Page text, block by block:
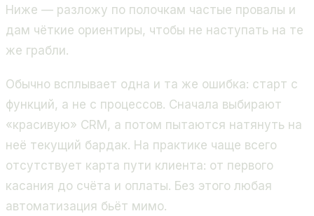
Ниже — разложу по полочкам частые провалы и
дам чёткие ориентиры, чтобы не наступать на те
же грабли.
Обычно всплывает одна и та же ошибка: старт с
функций, а не с процессов. Сначала выбирают
«красивую» CRM, а потом пытаются натянуть на
неё текущий бардак. На практике чаще всего
отсутствует карта пути клиента: от первого
касания до счёта и оплаты. Без этого любая
автоматизация бьёт мимо.